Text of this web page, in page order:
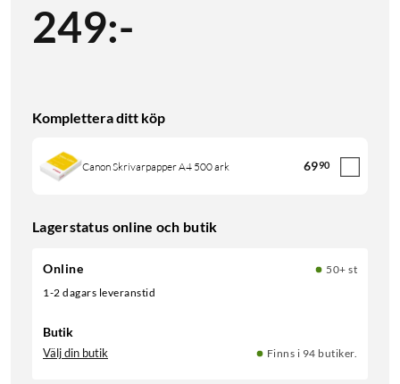
249:-
Komplettera ditt köp
Canon Skrivarpapper A4 500 ark 6990
Lagerstatus online och butik
Online
50+ st
1-2 dagars leveranstid
Butik
Välj din butik Finns i 94 butiker.